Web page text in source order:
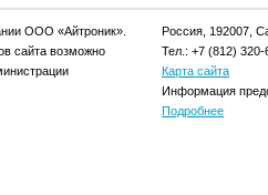
ООО «Айтроник».
сайта возможно
Россия, 192007,
Тел.: +7 (812) 320-
Карта сайта
Информация
Подробнее